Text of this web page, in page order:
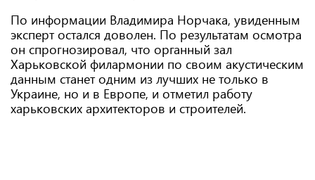
По информации Владимира Норчака, увиденным
эксперт остался доволен. По результатам осмотра
он спрогнозировал, что органный зал
Харьковской филармонии по своим акустическим
данным станет одним из лучших не только в
Украине, но и в Европе, и отметил работу
харьковских архитекторов и строителей.